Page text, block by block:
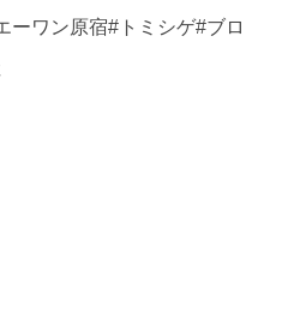
ーワン原宿#トミシゲ#ブロ